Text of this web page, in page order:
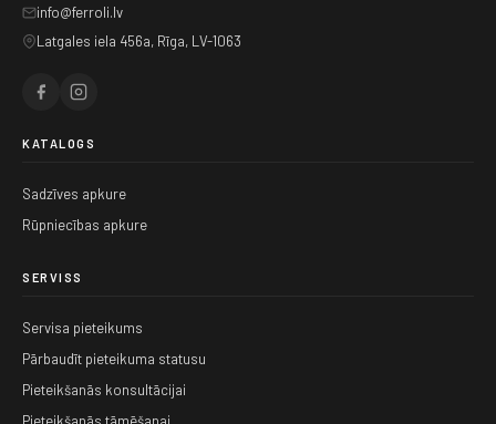
info@ferroli.lv
Latgales iela 456a, Rīga, LV-1063
KATALOGS
Sadzīves apkure
Rūpniecības apkure
SERVISS
Servisa pieteikums
Pārbaudīt pieteikuma statusu
Pieteikšanās konsultācijai